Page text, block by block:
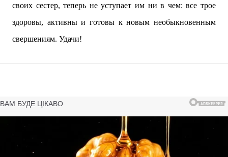
своих сестер, теперь не уступает им ни в чем: все трое
здоровы, активны и готовы к новым необыкновенным
свершениям. Удачи!